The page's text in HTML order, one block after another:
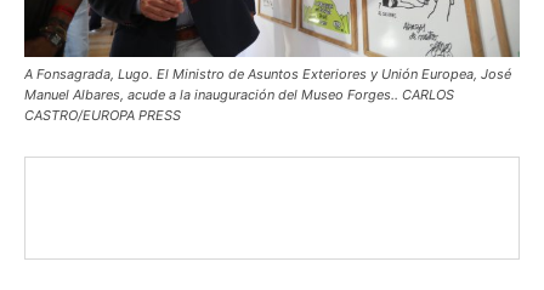
A Fonsagrada, Lugo. El Ministro de Asuntos Exteriores y Unión Europea, José
Manuel Albares, acude a la inauguración del Museo Forges.. CARLOS
CASTRO/EUROPA PRESS